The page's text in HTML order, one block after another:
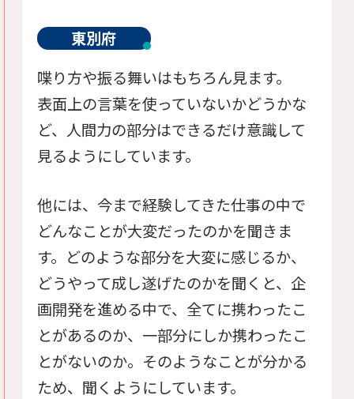
東別府
喋り方や振る舞いはもちろん見ます。
表面上の言葉を使っていないかどうかな
ど、人間力の部分はできるだけ意識して
見るようにしています。
他には、今まで経験してきた仕事の中で
どんなことが大変だったのかを聞きま
す。どのような部分を大変に感じるか、
どうやって成し遂げたのかを聞くと、企
画開発を進める中で、全てに携わったこ
とがあるのか、一部分にしか携わったこ
とがないのか。そのようなことが分かる
ため、聞くようにしています。